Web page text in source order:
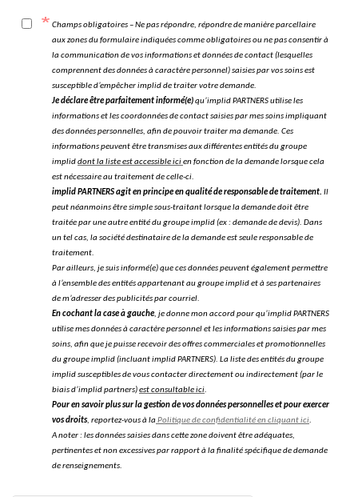
Champs obligatoires – Ne pas répondre, répondre de manière parcellaire
aux zones du formulaire indiquées comme obligatoires ou ne pas consentir à
la communication de vos informations et données de contact (lesquelles
comprennent des données à caractère personnel) saisies par vos soins est
susceptible d’empêcher implid de traiter votre demande.
Je déclare être parfaitement informé(e)qu’implid PARTNERS utilise les
informations et les coordonnées de contact saisies par mes soins impliquant
des données personnelles, afin de pouvoir traiter ma demande. Ces
informations peuvent être transmises aux différentes entités du groupe
impliddont la liste est accessible icien fonction de la demande lorsque cela
est nécessaire au traitement de celle-ci.
implid PARTNERS agit en principe en qualité de responsable de traitement. Il
peut néanmoins être simple sous-traitant lorsque la demande doit être
traitée par une autre entité du groupe implid (ex : demande de devis). Dans
un tel cas, la société destinataire de la demande est seule responsable de
traitement.
Par ailleurs, je suis informé(e) que ces données peuvent également permettre
à l’ensemble des entités appartenant au groupe implid et à ses partenaires
de m’adresser des publicités par courriel.
En cochant la case à gauche, je donne mon accord pour qu’implid PARTNERS
utilise mes données à caractère personnel et les informations saisies par mes
soins, afin que je puisse recevoir des offres commerciales et promotionnelles
du groupe implid (incluant implid PARTNERS). La liste des entités du groupe
implid susceptibles de vous contacter directement ou indirectement (par le
biais d’implid partners)est consultable ici.
Pour en savoir plus sur la gestion de vos données personnelles et pour exercer
vos droits, reportez-vous à laPolitique de confidentialité en cliquant ici.
A noter : les données saisies dans cette zone doivent être adéquates,
pertinentes et non excessives par rapport à la finalité spécifique de demande
de renseignements.